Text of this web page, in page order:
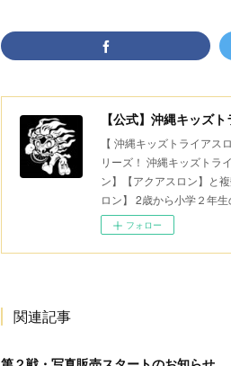
【公式】沖縄キッズ
【 沖縄キッズトライア
リーズ！ 沖縄キッズトラ
ン】【アクアスロン】と
ロン】 2歳から小学２年
フォロー
関連記事